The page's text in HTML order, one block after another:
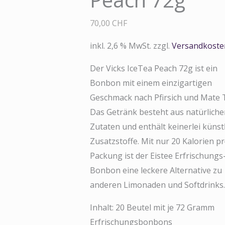
70,00 CHF
inkl. 2,6 % MwSt. zzgl.
Der Vicks IceTea Peach 72g ist ein
Bonbon mit einem einzigartigen
Geschmack nach Pfirsich und Mate
Das Getränk besteht aus
Zutaten und enthält keinerlei
Zusatzstoffe. Mit nur 20 Kalorien
Packung ist der Eistee Erfrischungs-
Bonbon eine leckere Alternative zu
anderen Limonaden und Softdrinks.
Inhalt: 20 Beutel mit je 72 Gramm
Erfrischungsbonbons